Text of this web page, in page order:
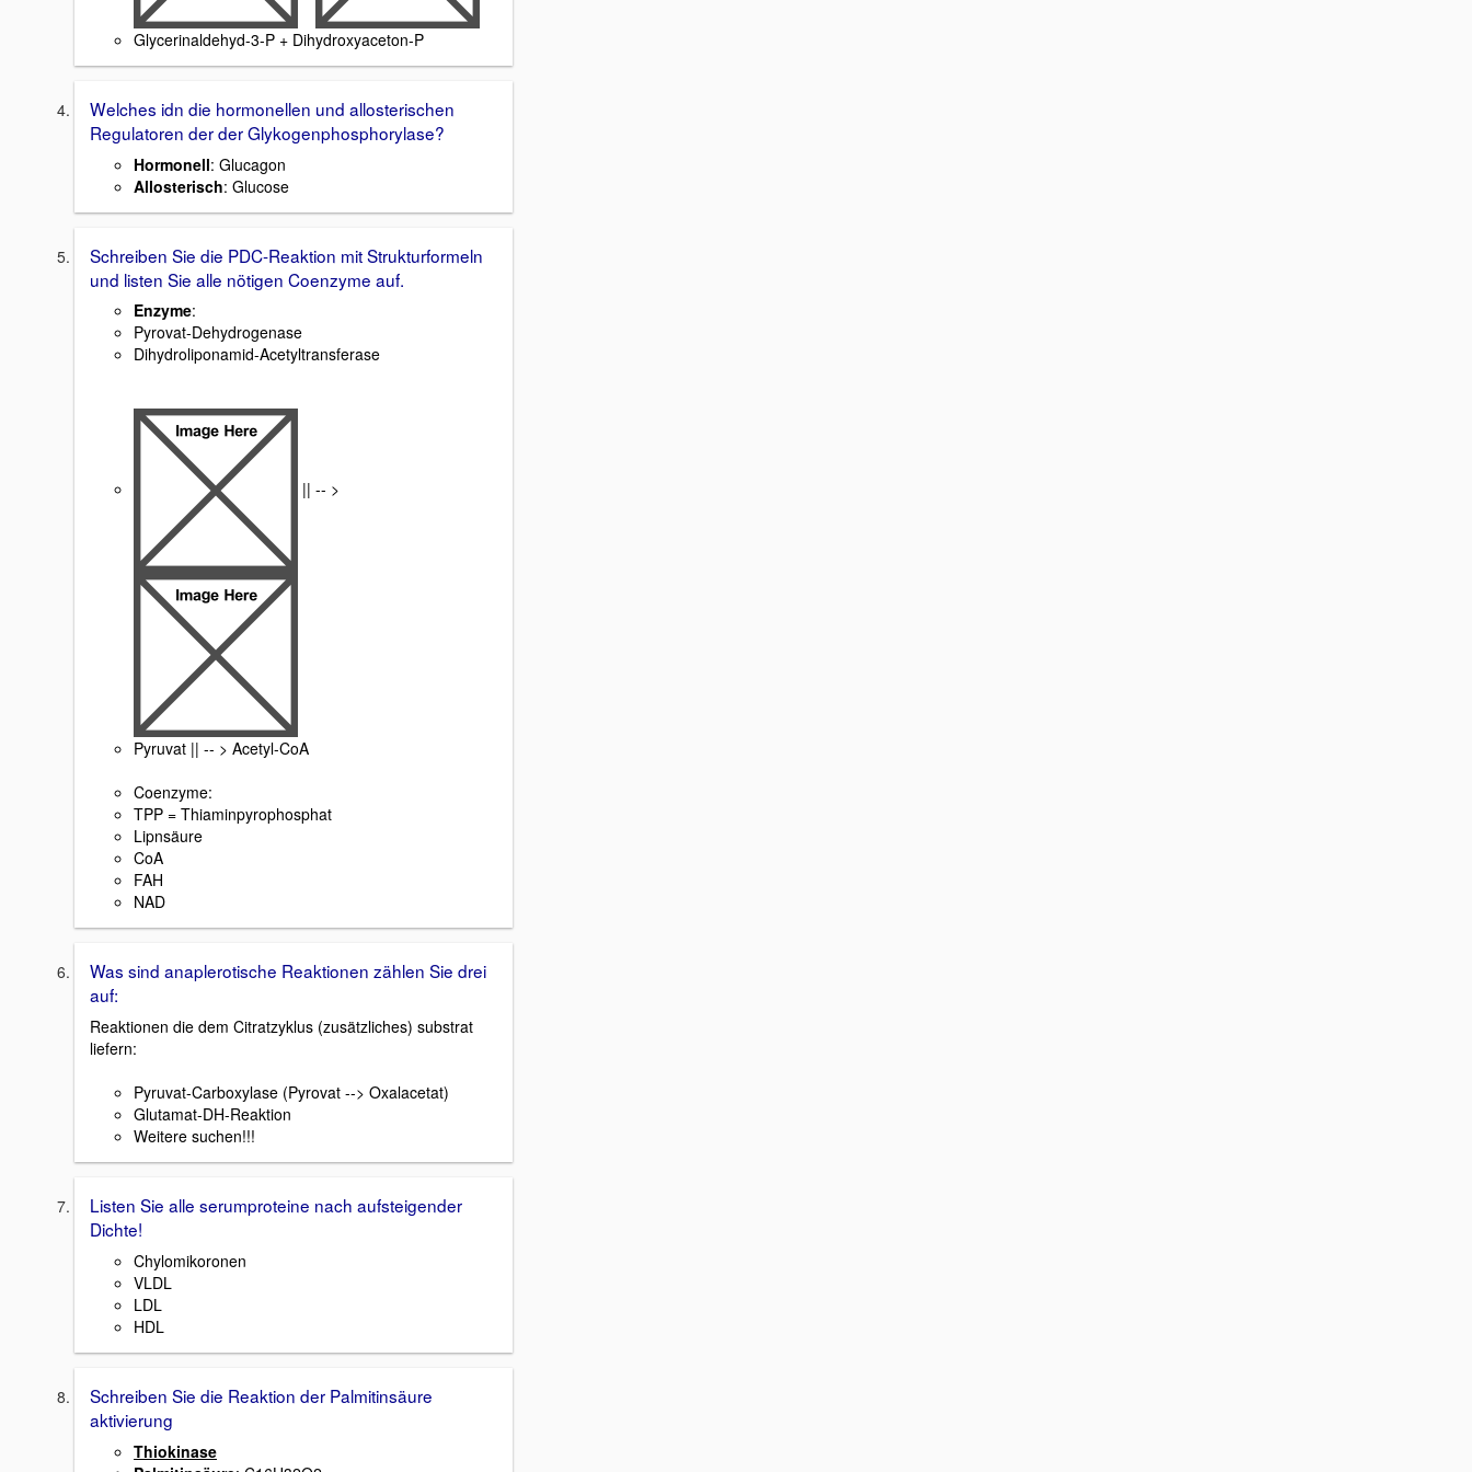
Glycerinaldehyd-3-P + Dihydroxyaceton-P
Welches idn die hormonellen und allosterischen
Regulatoren der der Glykogenphosphorylase?
Hormonell: Glucagon
Allosterisch: Glucose
Schreiben Sie die PDC-Reaktion mit Strukturformeln
und listen Sie alle nötigen Coenzyme auf.
Enzyme:
Pyrovat-Dehydrogenase
Dihydroliponamid-Acetyltransferase
|| -- >
Pyruvat || -- > Acetyl-CoA
Coenzyme:
TPP = Thiaminpyrophosphat
Lipnsäure
CoA
FAH
NAD
Was sind anaplerotische Reaktionen zählen Sie drei
auf:
Reaktionen die dem Citratzyklus (zusätzliches) substrat
liefern:
Pyruvat-Carboxylase (Pyrovat --> Oxalacetat)
Glutamat-DH-Reaktion
Weitere suchen!!!
Listen Sie alle serumproteine nach aufsteigender
Dichte!
Chylomikoronen
VLDL
LDL
HDL
Schreiben Sie die Reaktion der Palmitinsäure
aktivierung
Thiokinase